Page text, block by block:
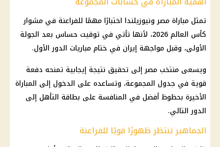
تمثل مباراة مصر ونيوزيلندا اختبارًا مهمًا للفراعنة في مشوار
كأس العالم 2026
، لأنها تأتي في توقيت حساس بعد الجولة
الأولى، وقبل مواجهة إيران في ختام مباريات الدور الأول.
ويسعى منتخب مصرإلى تحقيق نتيجة إيجابية تمنحه دفعة
قوية في جدول المجموعة، وتساعده على الدخول إلى المباراة
الأخيرة بحظوظ أفضل في المنافسة على بطاقة التأهل إلى
الدور التالي.
الجماهير تنتظر ظهورًا قويًا للفراعنة